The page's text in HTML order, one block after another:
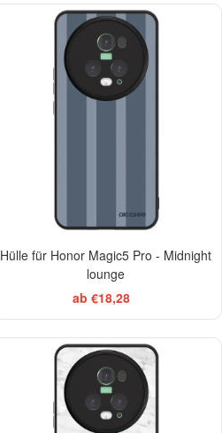
Hülle für Honor Magic5 Pro - Midnight
lounge
ab €18,28